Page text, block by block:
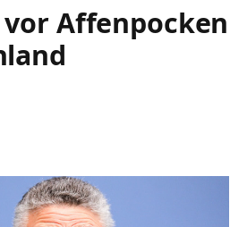
Affenpocken